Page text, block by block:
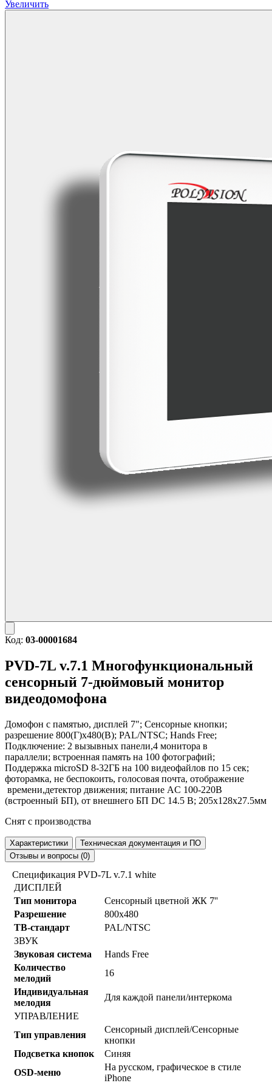
Увеличить
Код: 03-00001684
PVD-7L v.7.1 Многофункциональный
сенсорный 7-дюймовый монитор
видеодомофона
Домофон с памятью, дисплей 7"; Сенсорные кнопки;
разрешение 800(Г)x480(В); PAL/NTSC; Hands Free;
Подключение: 2 вызывных панели,4 монитора в
параллели; встроенная память на 100 фотографий;
Поддержка microSD 8-32ГБ на 100 видеофайлов по 15 сек;
фоторамка, не беспокоить, голосовая почта, отображение
времени,детектор движения; питание AC 100-220В
(встроенный БП), от внешнего БП DC 14.5 В; 205x128x27.5мм
Снят с производства
Характеристики
Техническая документация и ПО
Отзывы и вопросы (0)
Спецификация PVD-7L v.7.1 white
ДИСПЛЕЙ
Тип монитора
Сенсорный цветной ЖК 7''
Разрешение
800x480
ТВ-стандарт
PAL/NTSC
ЗВУК
Звуковая система
Hands Free
Количество
мелодий
16
Индивидуальная
мелодия
Для каждой панели/интеркома
УПРАВЛЕНИЕ
Тип управления
Сенсорный дисплей/Сенсорные
кнопки
Подсветка кнопок
Синяя
OSD-меню
На русском, графическое в стиле
iPhone